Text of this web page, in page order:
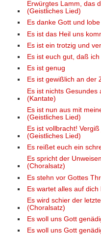
Erwürgtes Lamm, das
(Geistliches Lied)
Es danke Gott und
Es ist das Heil uns
Es ist ein trotzig und
Es ist euch gut, daß
Es ist genug
Es ist gewißlich an der
Es ist nichts Gesundes
(Kantate)
Es ist nun aus mit
(Geistliches Lied)
Es ist vollbracht!
(Geistliches Lied)
Es reißet euch ein
Es spricht der
(Choralsatz)
Es stehn vor Gottes
Es wartet alles auf dich
Es wird schier der
(Choralsatz)
Es woll uns Gott
Es woll uns Gott